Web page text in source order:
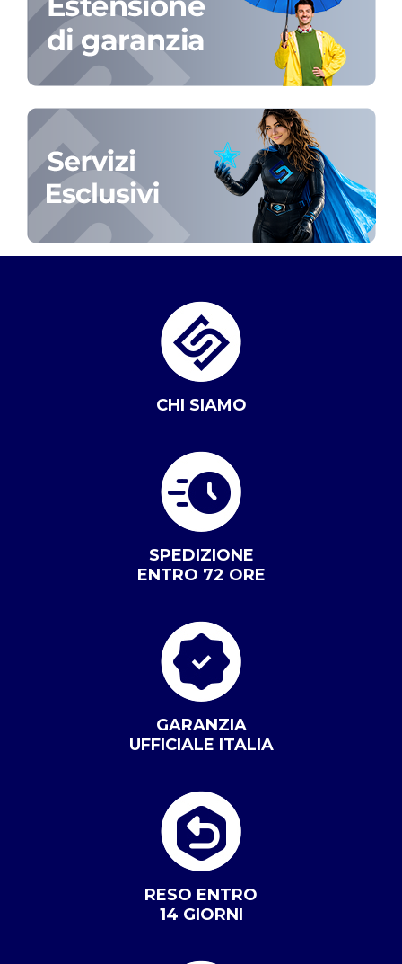
CHI SIAMO
SPEDIZIONE
ENTRO 72 ORE
GARANZIA
UFFICIALE ITALIA
RESO ENTRO
14 GIORNI